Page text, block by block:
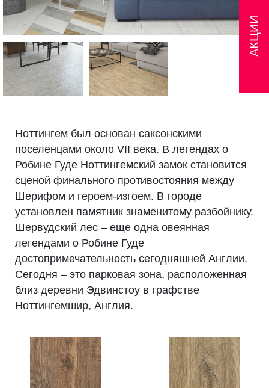
Ноттингем был основан саксонскими
поселенцами около VII века. В легендах о
Робине Гуде Ноттингемский замок становится
сценой финального противостояния между
Шерифом и героем-изгоем. В городе
установлен памятник знаменитому разбойнику.
Шервудский лес – еще одна овеянная
легендами о Робине Гуде
достопримечательность сегодняшней Англии.
Сегодня – это парковая зона, расположенная
близ деревни Эдвинстоу в графстве
Ноттингемшир, Англия.
АКЦИИ